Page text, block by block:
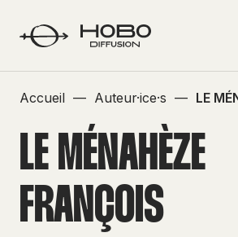
Accueil — Auteur·ice·s — LE
LE MÉNAHÈZE
FRANÇOIS